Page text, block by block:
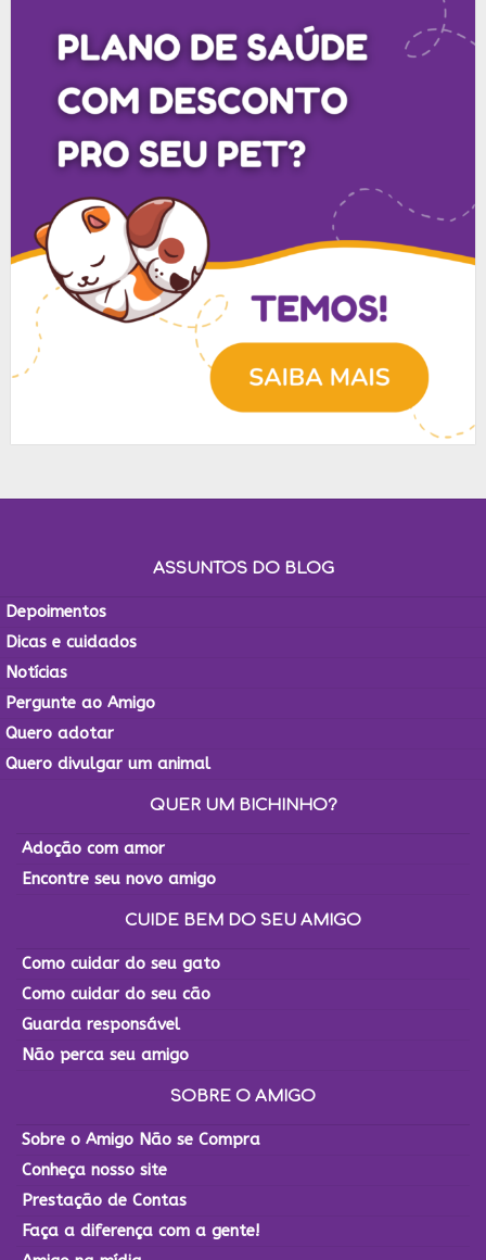
ASSUNTOS DO BLOG
Depoimentos
Dicas e cuidados
Notícias
Pergunte ao Amigo
Quero adotar
Quero divulgar um animal
QUER UM BICHINHO?
Adoção com amor
Encontre seu novo amigo
CUIDE BEM DO SEU AMIGO
Como cuidar do seu gato
Como cuidar do seu cão
Guarda responsável
Não perca seu amigo
SOBRE O AMIGO
Sobre o Amigo Não se Compra
Conheça nosso site
Prestação de Contas
Faça a diferença com a gente!